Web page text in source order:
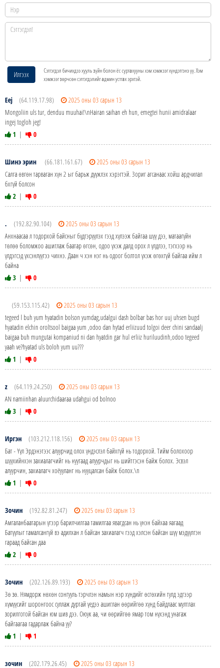
Илгээх
Сэтгэгдэл бичихдээ хууль зүйн болон ёс суртахууны хэм хэмжээг хүндэтгэнэ үү. Хэм
хэмжээг зөрчсөн сэтгэгдэлийг админ устгах эрхтэй.
Eej (64.119.17.98)
2025 оны 03 сарын 13
Mongoliin uls tur, denduu muuhai!\nHairan saihan eh hun, emegtei hunii amidralaar
ingej togloh jeg!
1 | 0
Шинэ эрин (66.181.161.67)
2025 оны 03 сарын 13
Салга өвгөн тарваган хүн 2 ыг барьж дүүжлэх хэрэгтэй. Зориг агсанаас хойш ардчилал
бхгүй болсон
2 | 0
. (192.82.90.104)
2025 оны 03 сарын 13
Анхнаасаа л тодорхой байсныг бүдгэрүүлэх гээд хүлээж байгаа шүү дээ, матаагүйн
төлөө боломжоо ашиглаж баатар өгсөн, одоо үхэж далд орох л үлдлээ, тэгхээр нь
үлдэгсэд үхсэнлүүгээ чихнэ. Даан ч хэн нэг нь одоог болтол үхэж өгөхгүй байгаа ийм л
байна
3 | 0
(59.153.115.42)
2025 оны 03 сарын 13
tegeed l buh yum hyatadin bolson yumdag,udalgui dash bolbar bas hor uuj uhsen bugd
hyatadin elchin oroltsool baigaa yum ,odoo dan hytad erliizuud tolgoi deer chini sandaalj
baigaa buh mungutai kompaniud ni dan hyatdin gar hul erliiz huriluudinh,odoo tegeed
yaah ve?hyatad uls boloh yum uu???
1 | 0
z (64.119.24.250)
2025 оны 03 сарын 13
AN namiinhan aluurchidaaraa udahgui od bolnoo
3 | 0
Иргэн (103.212.118.156)
2025 оны 03 сарын 13
Бат - Үүл Эрдэнэтээс алуурчид олох үндэслэл байхгүй нь тодорхой. Тийм болохоор
шүүхийнхэн захиалагчийг нь нуугаад алуурчдыг нь шийтгэсэн байж болох. Эсвэл
алуурчин, захиалагч хоёууланг нь нууцалсан байж болох.\n
1 | 0
Зочин (192.82.81.247)
2025 оны 03 сарын 13
Амгаланбаатарын үгээр барилчилгаа тамилгаа явагдсан нь үнэн байхаа яагаад
Батүүлыг тамалсангүй вэ адилхан л байсан захиалагч гээд хэлсэн байсан шүү мэдүүлгэн
гараад байсан даа
2 | 0
Зочин (202.126.89.193)
2025 оны 03 сарын 13
Зө зө. Нямдорж нөхөн сонгууль тэрчлэн намын нэр хүндийг өсгөхийн тулд эдгээр
хүмүүсийг шоронгоос суллаж дуртай үедээ ашиглан өөрийгөө хүнд байдлаас мултлах
зорилготой байсан юм шив дээ. Оюук аа, чи өөрийгөө ямар том нүхэнд унагаж
байгаагаа гадарлаж байна уу?
1 | 1
зочин (202.179.26.45) 2025 оны 03 сарын 13